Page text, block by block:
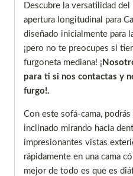
Descubre la versatilidad
apertura longitudinal para
diseñado inicialmente para
¡pero no te preocupes si
furgoneta mediana! ¡
para ti si nos contactas y
furgo!.
Con este sofá-cama,
inclinado mirando hacia
impresionantes vistas
rápidamente en una cama
mejor de todo es que es